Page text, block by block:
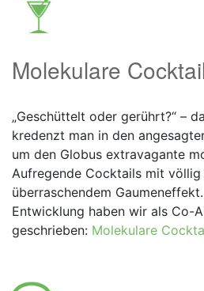
Molekulare
„Geschüttelt oder gerührt?“ –
kredenzt man in den
um den Globus extravagante
Aufregende Cocktails mit völlig
überraschendem
Entwicklung haben wir als Co-
geschrieben: Molekulare